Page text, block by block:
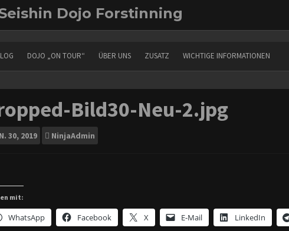
Dojo Forstinning
DOJO „ON TOUR“ ÜBER UNS ZUSATZ WICHTIGE INFORMATIONEN
Bild30-Neu-2.jpg
30, 2019 NinjaAdmin
mit:
WhatsApp Facebook X E-Mail LinkedIn